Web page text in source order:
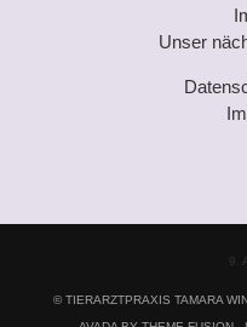
Unser
9.
©TIERARZTPRAXIS TAMARA